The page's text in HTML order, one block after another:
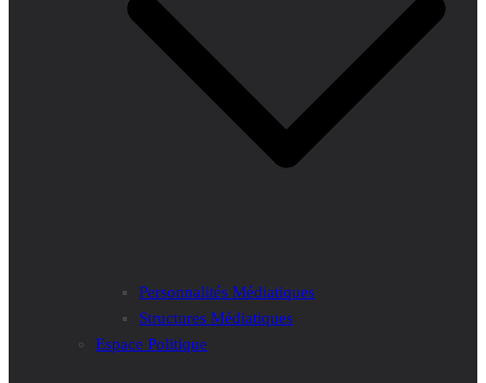
Personnalités Médiatiques
Structures Médiatiques
Espace Politique